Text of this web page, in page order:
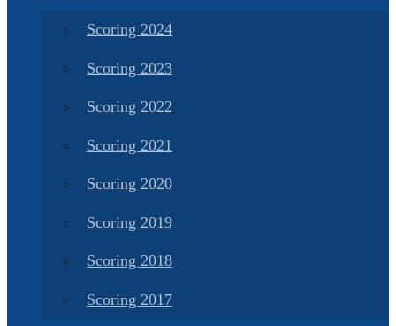
Scoring 2024
Scoring 2023
Scoring 2022
Scoring 2021
Scoring 2020
Scoring 2019
Scoring 2018
Scoring 2017